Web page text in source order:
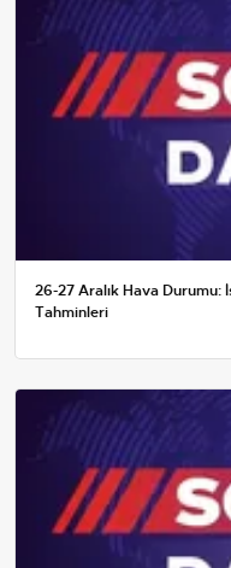
26-27 Aralık Hava
Tahminleri